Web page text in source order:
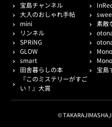
宝島チャンネル
大人のおしゃれ手帖
mini
素敵
リンネル
SPRiNG
GLOW
smart
田舎暮らしの本
宝島
『このミステリーがすご
い！』大賞
©